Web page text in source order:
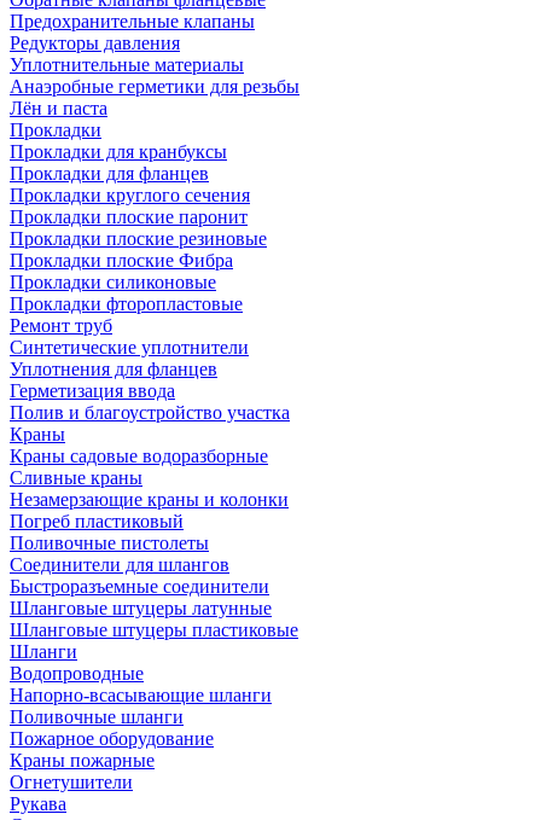
Предохранительные клапаны
Редукторы давления
Уплотнительные материалы
Анаэробные герметики для резьбы
Лён и паста
Прокладки
Прокладки для кранбуксы
Прокладки для фланцев
Прокладки круглого сечения
Прокладки плоские паронит
Прокладки плоские резиновые
Прокладки плоские Фибра
Прокладки силиконовые
Прокладки фторопластовые
Ремонт труб
Синтетические уплотнители
Уплотнения для фланцев
Герметизация ввода
Полив и благоустройство участка
Краны
Краны садовые водоразборные
Сливные краны
Незамерзающие краны и колонки
Погреб пластиковый
Поливочные пистолеты
Соединители для шлангов
Быстроразъемные соединители
Шланговые штуцеры латунные
Шланговые штуцеры пластиковые
Шланги
Водопроводные
Напорно-всасывающие шланги
Поливочные шланги
Пожарное оборудование
Краны пожарные
Огнетушители
Рукава